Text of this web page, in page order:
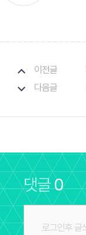
이전글
다음글
댓글0